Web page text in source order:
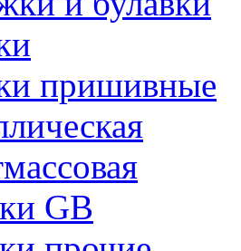
пришивные
GB